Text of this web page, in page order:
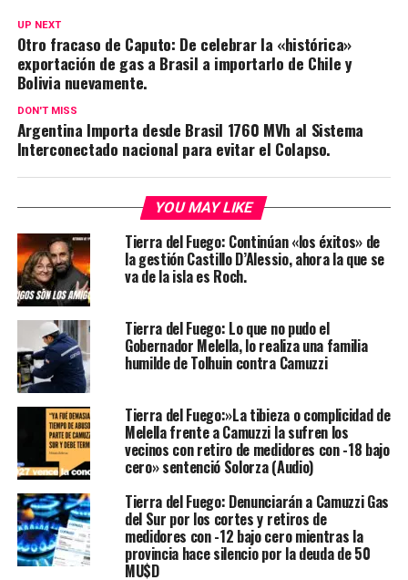
UP NEXT
Otro fracaso de Caputo: De celebrar la «histórica»
exportación de gas a Brasil a importarlo de Chile y
Bolivia nuevamente.
DON'T MISS
Argentina Importa desde Brasil 1760 MVh al Sistema
Interconectado nacional para evitar el Colapso.
YOU MAY LIKE
Tierra del Fuego: Continúan «los éxitos» de
la gestión Castillo D’Alessio, ahora la que se
va de la isla es Roch.
Tierra del Fuego: Lo que no pudo el
Gobernador Melella, lo realiza una familia
humilde de Tolhuin contra Camuzzi
Tierra del Fuego:»La tibieza o complicidad de
Melella frente a Camuzzi la sufren los
vecinos con retiro de medidores con -18 bajo
cero» sentenció Solorza (Audio)
Tierra del Fuego: Denunciarán a Camuzzi Gas
del Sur por los cortes y retiros de
medidores con -12 bajo cero mientras la
provincia hace silencio por la deuda de 50
MU$D